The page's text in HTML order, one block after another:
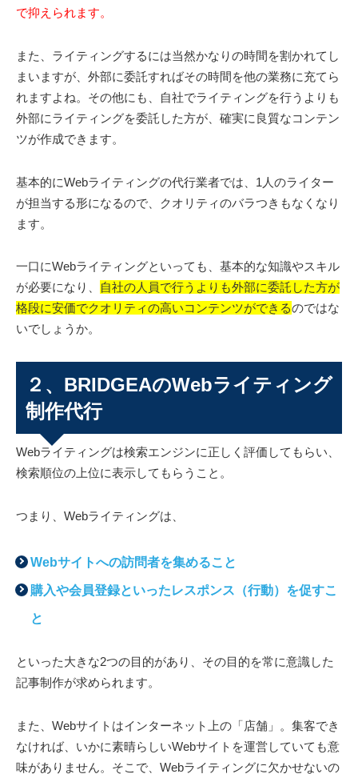
で抑えられます。
また、ライティングするには当然かなりの時間を割かれてし
まいますが、外部に委託すればその時間を他の業務に充てら
れますよね。その他にも、自社でライティングを行うよりも
外部にライティングを委託した方が、確実に良質なコンテン
ツが作成できます。
基本的にWebライティングの代行業者では、1人のライター
が担当する形になるので、クオリティのバラつきもなくなり
ます。
一口にWebライティングといっても、基本的な知識やスキル
が必要になり、
自社の人員で行うよりも外部に委託した方が
格段に安価でクオリティの高いコンテンツができるのではな
いでしょうか。
２、BRIDGEAのWebライティング
制作代行
Webライティングは検索エンジンに正しく評価してもらい、
検索順位の上位に表示してもらうこと。
つまり、Webライティングは、
Webサイトへの訪問者を集めること
購入や会員登録といったレスポンス（行動）を促すこ
と
といった大きな2つの目的があり、その目的を常に意識した
記事制作が求められます。
また、Webサイトはインターネット上の「店舗」。集客でき
なければ、いかに素晴らしいWebサイトを運営していても意
味がありません。そこで、Webライティングに欠かせないの